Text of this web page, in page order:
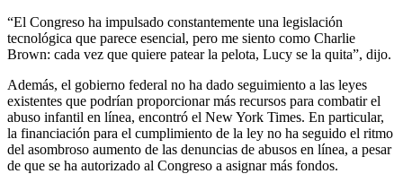
“El Congreso ha impulsado constantemente una legislación
tecnológica que parece esencial, pero me siento como Charlie
Brown: cada vez que quiere patear la pelota, Lucy se la quita”, dijo.
Además, el gobierno federal no ha dado seguimiento a las leyes
existentes que podrían proporcionar más recursos para combatir el
abuso infantil en línea, encontró el New York Times. En particular,
la financiación para el cumplimiento de la ley no ha seguido el ritmo
del asombroso aumento de las denuncias de abusos en línea, a pesar
de que se ha autorizado al Congreso a asignar más fondos.